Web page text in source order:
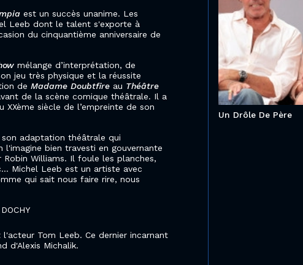
est un succès unanime. Les
Leeb dont le talent s'exporte à
du cinquantième anniversaire de
mélange d’interprétation, de
jeu très physique et la réussite
de Madame Doubtfire au Théâtre
de la scène comique théâtrale. Il a
siècle de l’empreinte de son
son adaptation théâtrale qui
l'imagine bien travesti en gouvernante
Williams. Il foule les planches,
Michel Leeb est un artiste avec
qui sait nous faire rire, nous
Tom Leeb. Ce dernier incarnant
d'Alexis Michalik.
Un Drôle De Père